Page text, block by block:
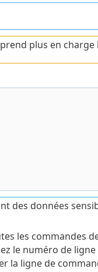
plus en
des données
les commandes
le numéro de
la ligne de